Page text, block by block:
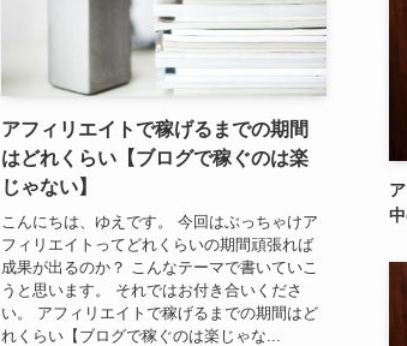
アフィリエイトで稼げるまでの期間
はどれくらい【ブログで稼ぐのは楽
じゃない】
こんにちは、ゆえです。 今回はぶっちゃけア
フィリエイトってどれくらいの期間頑張れば
成果が出るのか？ こんなテーマで書いていこ
うと思います。 それではお付き合いくださ
い。 アフィリエイトで稼げるまでの期間はど
れくらい【ブログで稼ぐのは楽じゃな...